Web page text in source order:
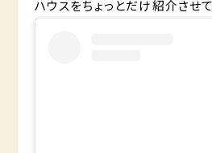
ハウスをちょっとだけ紹介させ